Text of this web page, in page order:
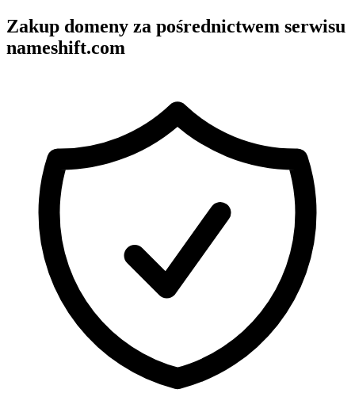
Zakup domeny za pośrednictwem serwisu
nameshift.com